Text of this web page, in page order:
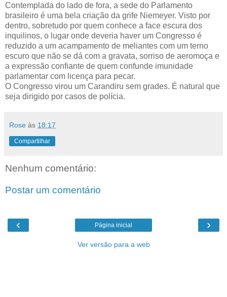
Contemplada do lado de fora, a sede do Parlamento
brasileiro é uma bela criação da grife Niemeyer. Visto por
dentro, sobretudo por quem conhece a face escura dos
inquilinos, o lugar onde deveria haver um Congresso é
reduzido a um acampamento de meliantes com um terno
escuro que não se dá com a gravata, sorriso de aeromoça e
a expressão confiante de quem confunde imunidade
parlamentar com licença para pecar.
O Congresso virou um Carandiru sem grades. É natural que
seja dirigido por casos de polícia.
Rose às 18:17
Compartilhar
Nenhum comentário:
Postar um comentário
‹ ›
Página inicial
Ver versão para a web